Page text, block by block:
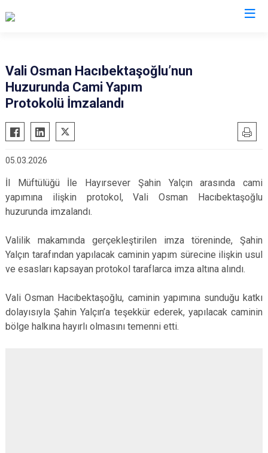
Vali Osman Hacıbektaşoğlu’nun
Huzurunda Cami Yapım
Protokolü İmzalandı
05.03.2026
İl Müftülüğü İle Hayırsever Şahin Yalçın arasında cami
yapımına ilişkin protokol, Vali Osman Hacıbektaşoğlu
huzurunda imzalandı.
Valilik makamında gerçekleştirilen imza töreninde, Şahin
Yalçın tarafından yapılacak caminin yapım sürecine ilişkin usul
ve esasları kapsayan protokol taraflarca imza altına alındı.
Vali Osman Hacıbektaşoğlu, caminin yapımına sunduğu katkı
dolayısıyla Şahin Yalçın’a teşekkür ederek, yapılacak caminin
bölge halkına hayırlı olmasını temenni etti.